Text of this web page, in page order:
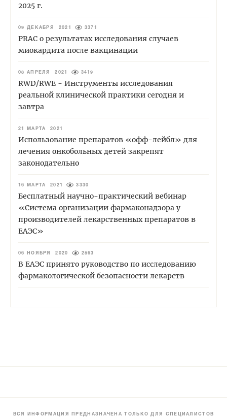
2025 г.
09 ДЕКАБРЯ 2021 3371
PRAC о результатах исследования случаев
миокардита после вакцинации
08 АПРЕЛЯ 2021 3419
RWD/RWE - Инструменты исследования
реальной клинической практики сегодня и
завтра
21 МАРТА 2021
Использование препаратов «офф-лейбл» для
лечения онкобольных детей закрепят
законодательно
16 МАРТА 2021 3330
Бесплатный научно-практический вебинар
«Система организации фармаконадзора у
производителей лекарственных препаратов в
ЕАЭС»
06 НОЯБРЯ 2020 2863
В ЕАЭС принято руководство по исследованию
фармакологической безопасности лекарств
ВСЯ ИНФОРМАЦИЯ ПРЕДНАЗНАЧЕНА ТОЛЬКО ДЛЯ СПЕЦИАЛИСТОВ